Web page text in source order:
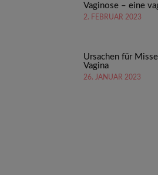
Vaginose – eine
2. FEBRUAR 2023
Ursachen für
Vagina
26. JANUAR 2023